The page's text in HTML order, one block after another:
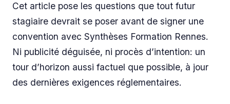
Cet article pose les questions que tout futur
stagiaire devrait se poser avant de signer une
convention avec Synthèses Formation Rennes.
Ni publicité déguisée, ni procès d’intention: un
tour d’horizon aussi factuel que possible, à jour
des dernières exigences réglementaires.